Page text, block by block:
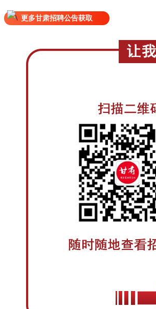
更多甘肃招聘公告获取